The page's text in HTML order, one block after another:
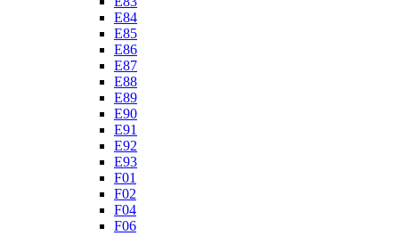
E84
E85
E86
E87
E88
E89
E90
E91
E92
E93
F01
F02
F04
F06